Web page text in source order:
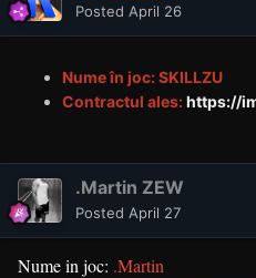
Posted April 26
Nume în joc: SKILLZU
Contractul ales:https://
.Martin ZEW
Posted April 27
Nume in joc: .Martin